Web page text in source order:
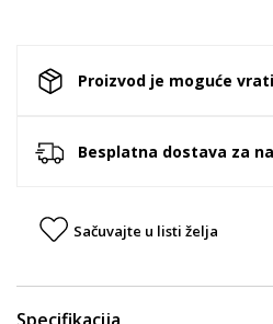
Proizvod je moguće
Besplatna dostava za
Sačuvajte u listi želja